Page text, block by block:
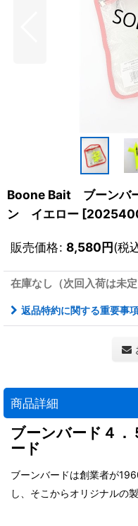
Boone Bait ブーン
ン イエロー [
販売価格: 8,580円(税
在庫なし（次回入荷は未定
返品特約に関する重要事
商品詳細
ブーンバード４
ード
ブーンバードは創業者が
し、そこからオリジナルの